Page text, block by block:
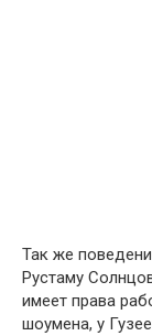
Так же
Рустаму
имеет права
шоумена, у